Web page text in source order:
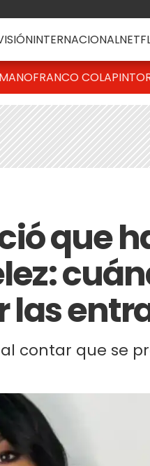
INTERNACIONAL
FRANCO COLAPINTO
que
las
contar que se